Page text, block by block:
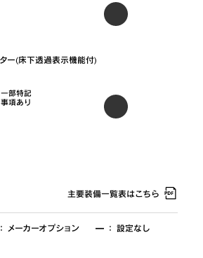
パノラミックビューモニター(床下透過表示機能付)
一部特記
事項あり
主要装備一覧表はこちら
： メーカーオプション ： 設定なし